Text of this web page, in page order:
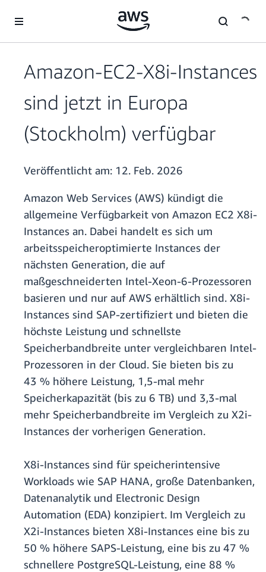
Überspringen zum Hauptinhalt
Amazon-EC2-X8i-Instances
sind jetzt in Europa
(Stockholm) verfügbar
Veröffentlicht am: 12. Feb. 2026
Amazon Web Services (AWS) kündigt die
allgemeine Verfügbarkeit von Amazon EC2 X8i-
Instances an. Dabei handelt es sich um
arbeitsspeicheroptimierte Instances der
nächsten Generation, die auf
maßgeschneiderten Intel-Xeon-6-Prozessoren
basieren und nur auf AWS erhältlich sind. X8i-
Instances sind SAP-zertifiziert und bieten die
höchste Leistung und schnellste
Speicherbandbreite unter vergleichbaren Intel-
Prozessoren in der Cloud. Sie bieten bis zu
43 % höhere Leistung, 1,5-mal mehr
Speicherkapazität (bis zu 6 TB) und 3,3-mal
mehr Speicherbandbreite im Vergleich zu X2i-
Instances der vorherigen Generation.
X8i-Instances sind für speicherintensive
Workloads wie SAP HANA, große Datenbanken,
Datenanalytik und Electronic Design
Automation (EDA) konzipiert. Im Vergleich zu
X2i-Instances bieten X8i-Instances eine bis zu
50 % höhere SAPS-Leistung, eine bis zu 47 %
schnellere PostgreSQL-Leistung, eine 88 %